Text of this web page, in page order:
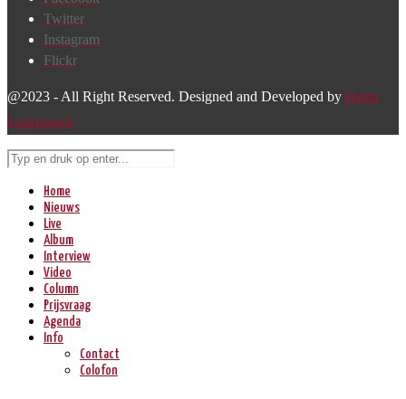
Twitter
Instagram
Flickr
@2023 - All Right Reserved. Designed and Developed by Harm
Lourenssen
Home
Nieuws
Live
Album
Interview
Video
Column
Prijsvraag
Agenda
Info
Contact
Colofon